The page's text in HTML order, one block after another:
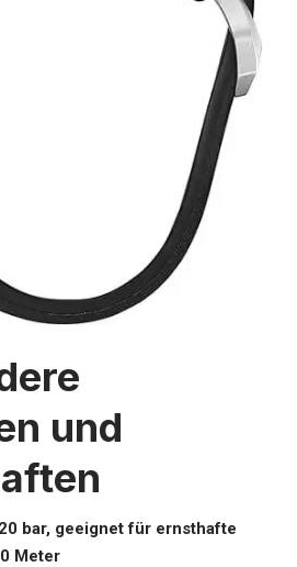
und
bar, geeignet für ernsthafte
Meter